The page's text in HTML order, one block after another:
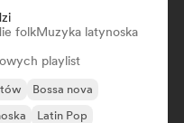
folkMuzyka latynoska
playlist
Bossa nova
Latin Pop